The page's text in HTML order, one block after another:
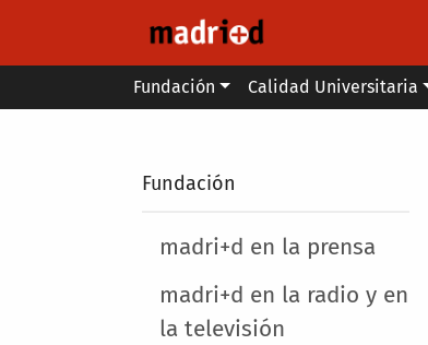
Main menu
Fundación Calidad Universitaria
Fundación
Main menu
madri+d en la prensa
madri+d en la radio y en
la televisión